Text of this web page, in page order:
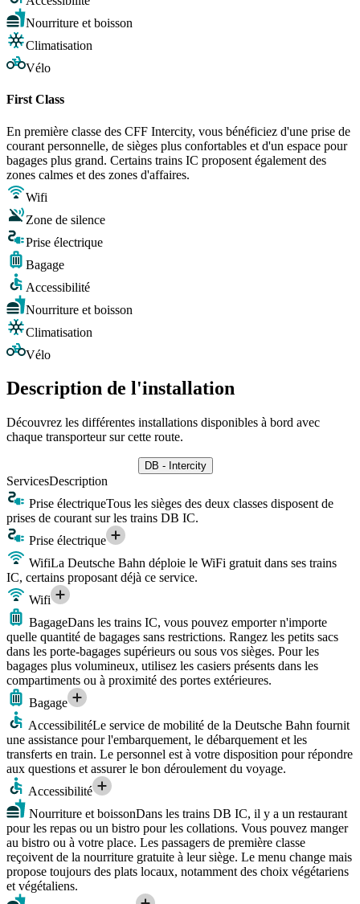
Nourriture et boisson
Climatisation
Vélo
First Class
En première classe des CFF Intercity, vous bénéficiez d'une prise de
courant personnelle, de sièges plus confortables et d'un espace pour
bagages plus grand. Certains trains IC proposent également des
zones calmes et des zones d'affaires.
Wifi
Zone de silence
Prise électrique
Bagage
Accessibilité
Nourriture et boisson
Climatisation
Vélo
Description de l'installation
Découvrez les différentes installations disponibles à bord avec
chaque transporteur sur cette route.
DB - Intercity
ServicesDescription
Prise électriqueTous les sièges des deux classes disposent de
prises de courant sur les trains DB IC.
Prise électrique
WifiLa Deutsche Bahn déploie le WiFi gratuit dans ses trains
IC, certains proposant déjà ce service.
Wifi
BagageDans les trains IC, vous pouvez emporter n'importe
quelle quantité de bagages sans restrictions. Rangez les petits sacs
dans les porte-bagages supérieurs ou sous vos sièges. Pour les
bagages plus volumineux, utilisez les casiers présents dans les
compartiments ou à proximité des portes extérieures.
Bagage
AccessibilitéLe service de mobilité de la Deutsche Bahn fournit
une assistance pour l'embarquement, le débarquement et les
transferts en train. Le personnel est à votre disposition pour répondre
aux questions et assurer le bon déroulement du voyage.
Accessibilité
Nourriture et boissonDans les trains DB IC, il y a un restaurant
pour les repas ou un bistro pour les collations. Vous pouvez manger
au bistro ou à votre place. Les passagers de première classe
reçoivent de la nourriture gratuite à leur siège. Le menu change mais
propose toujours des plats locaux, notamment des choix végétariens
et végétaliens.